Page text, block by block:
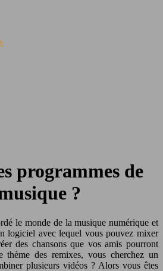
programmes de
?
logiciel avec lequel vous pouvez mixer
des chansons que vos amis pourront
thème des remixes, vous cherchez un
plusieurs vidéos ? Alors vous êtes